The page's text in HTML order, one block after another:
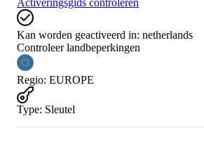
Kan worden geactiveerd in: netherlands
Controleer landbeperkingen
Regio: EUROPE
Type: Sleutel